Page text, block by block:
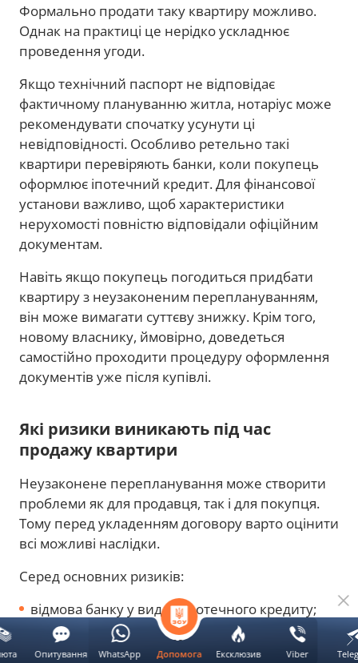
Формально продати таку квартиру можливо.
Однак на практиці це нерідко ускладнює
проведення угоди.
Якщо технічний паспорт не відповідає
фактичному плануванню житла, нотаріус може
рекомендувати спочатку усунути ці
невідповідності. Особливо ретельно такі
квартири перевіряють банки, коли покупець
оформлює іпотечний кредит. Для фінансової
установи важливо, щоб характеристики
нерухомості повністю відповідали офіційним
документам.
Навіть якщо покупець погодиться придбати
квартиру з неузаконеним переплануванням,
він може вимагати суттєву знижку. Крім того,
новому власнику, ймовірно, доведеться
самостійно проходити процедуру оформлення
документів уже після купівлі.
Які ризики виникають під час
продажу квартири
Неузаконене перепланування може створити
проблеми як для продавця, так і для покупця.
Тому перед укладенням договору варто оцінити
всі можливі наслідки.
Серед основних ризиків:
відмова банку у видачі іпотечного кредиту;
затримка або перенесення нотаріального
Допомога Ексклюзив Viber
Опитування WhatsApp